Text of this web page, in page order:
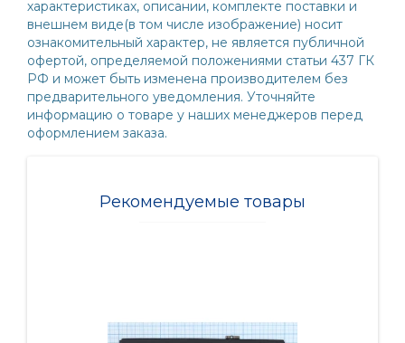
характеристиках, описании, комплекте поставки и
внешнем виде(в том числе изображение) носит
ознакомительный характер, не является публичной
офертой, определяемой положениями статьи 437 ГК
РФ и может быть изменена производителем без
предварительного уведомления. Уточняйте
информацию о товаре у наших менеджеров перед
оформлением заказа.
Рекомендуемые товары